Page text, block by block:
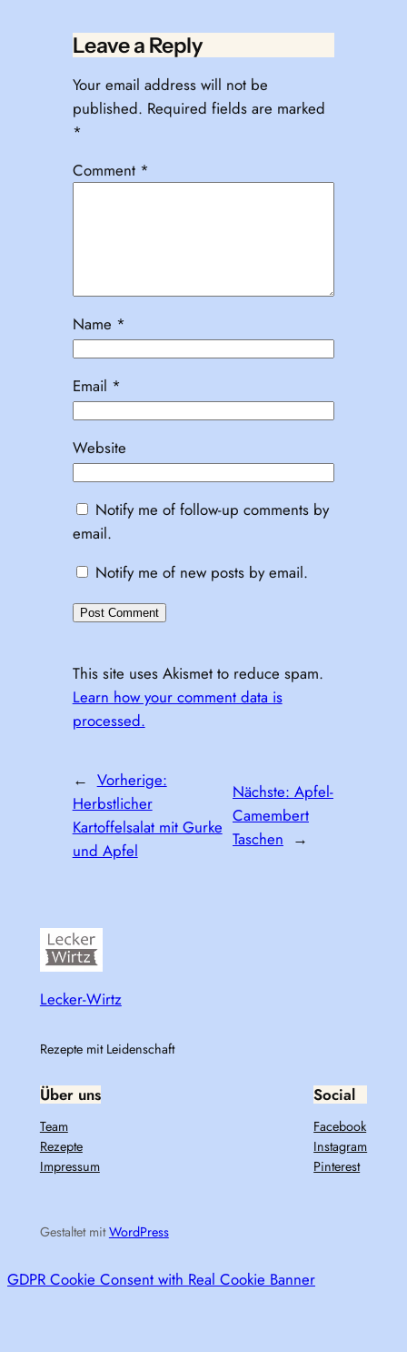
Leave a Reply
Your email address will not be
published. Required fields are marked
*
Comment *
Name *
Email *
Website
Notify me of follow-up comments by
email.
Notify me of new posts by email.
This site uses Akismet to reduce spam.
Learn how your comment data is
processed.
← Vorherige:
Herbstlicher
Kartoffelsalat mit Gurke
und Apfel
Nächste: Apfel-
Camembert
Taschen →
Lecker-Wirtz
Rezepte mit Leidenschaft
Über uns
Team
Rezepte
Impressum
Social
Facebook
Instagram
Pinterest
Gestaltet mitWordPress
GDPR Cookie Consent with Real Cookie Banner